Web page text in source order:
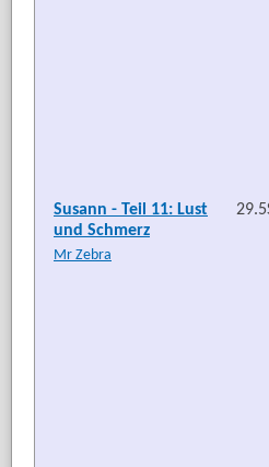
Susann - Teil 11: Lust
und Schmerz
Mr Zebra